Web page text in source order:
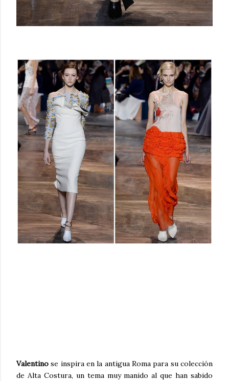
Valentinose inspira en la antigua Roma para su colección
de Alta Costura, un tema muy manido al que han sabido